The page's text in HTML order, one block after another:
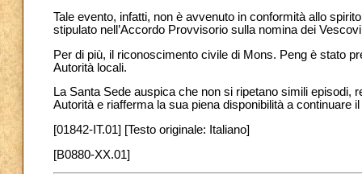
Tale evento, infatti, non è avvenuto in conformità allo
stipulato nell’Accordo Provvisorio sulla nomina dei
Per di più, il riconoscimento civile di Mons. Peng è stato
Autorità locali.
La Santa Sede auspica che non si ripetano simili episodi,
Autorità e riafferma la sua piena disponibilità a continuare
[01842-IT.01] [Testo originale: Italiano]
[B0880-XX.01]